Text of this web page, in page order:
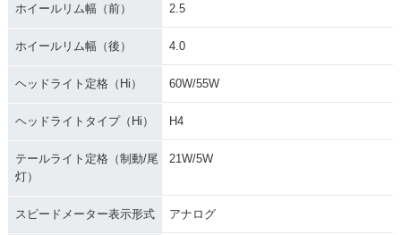
ホイールリム幅（前） 2.5
ホイールリム幅（後） 4.0
ヘッドライト定格（Hi） 60W/55W
ヘッドライトタイプ（Hi） H4
テールライト定格（制動/尾
灯）
21W/5W
スピードメーター表示形式 アナログ